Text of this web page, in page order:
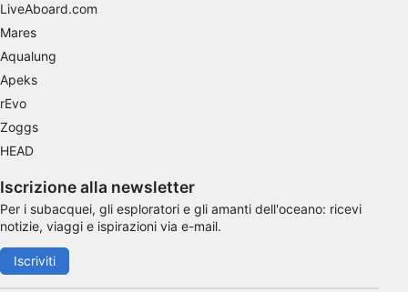
LiveAboard.com
Mares
Aqualung
Apeks
rEvo
Zoggs
HEAD
Iscrizione alla newsletter
Per i subacquei, gli esploratori e gli amanti dell'oceano: ricevi
notizie, viaggi e ispirazioni via e-mail.
Iscriviti